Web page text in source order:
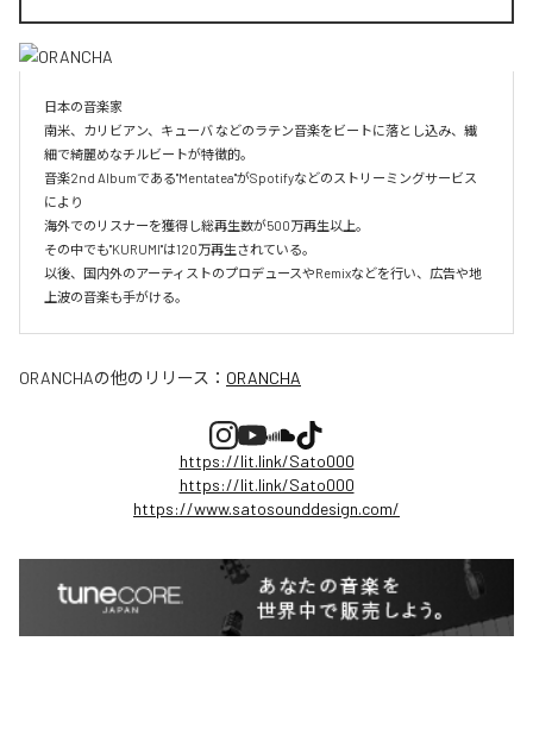
日本の音楽家
南米、カリビアン、キューバ などのラテン音楽をビートに落とし込み、繊
細で綺麗めなチルビートが特徴的。
音楽2nd Albumである"Mentatea"がSpotifyなどのストリーミングサービス
により
海外でのリスナーを獲得し総再生数が500万再生以上。
その中でも"KURUMI"は120万再生されている。
以後、国内外のアーティストのプロデュースやRemixなどを行い、広告や地
上波の音楽も手がける。
ORANCHAの他のリリース： ORANCHA
https://lit.link/Sato000
https://lit.link/Sato000
https://www.satosounddesign.com/